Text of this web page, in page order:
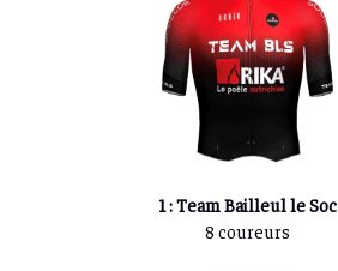
1 : Team Bailleul le Soc
8 coureurs